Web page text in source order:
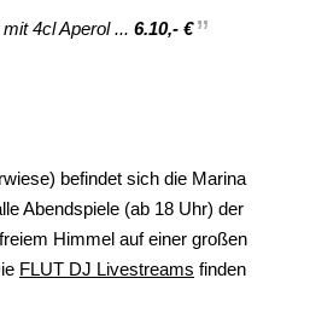
mit 4cl Aperol ... 6.10,- €
befindet sich die Marina
Abendspiele (ab 18 Uhr) der
Himmel auf einer großen
FLUT DJ Livestreams finden